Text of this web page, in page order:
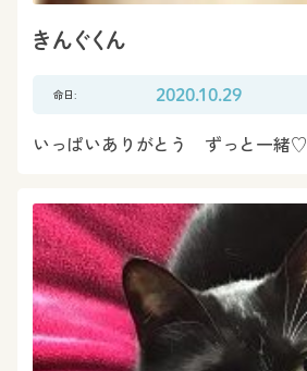
きんぐくん
命日: 2020.10.29
いっぱいありがとう ずっと一緒♡